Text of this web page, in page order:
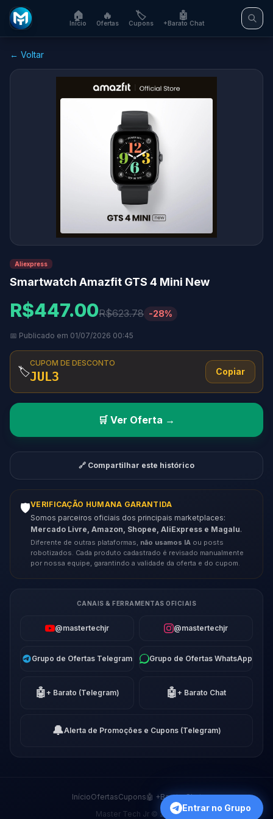
🏠
Início
🔥
Ofertas
🏷️
Cupons
🤖
+Barato Chat
← Voltar
Aliexpress
Smartwatch Amazfit GTS 4 Mini New
R$447.00R$623.78 -28%
📅 Publicado em 01/07/2026 00:45
🏷️
CUPOM DE DESCONTO
JUL3 Copiar
🛒 Ver Oferta →
🔗 Compartilhar este histórico
🛡️VERIFICAÇÃO HUMANA GARANTIDA
Somos parceiros oficiais dos principais marketplaces:
Mercado Livre, Amazon, Shopee, AliExpress e Magalu.
Diferente de outras plataformas, não usamos IA ou posts
robotizados. Cada produto cadastrado é revisado manualmente
por nossa equipe, garantindo a validade da oferta e do cupom.
CANAIS & FERRAMENTAS OFICIAIS
@mastertechjr @mastertechjr
Grupo de Ofertas Telegram Grupo de Ofertas WhatsApp
🤖+ Barato (Telegram) 🤖+ Barato Chat
🔔Alerta de Promoções e Cupons (Telegram)
InícioOfertasCupons🤖 +Barato Chat
Master Tech Jr © 2026
Entrar no Grupo